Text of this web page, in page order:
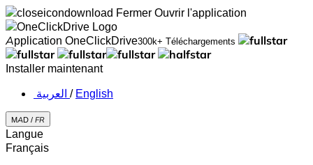
Fermer Ouvrir l'application
Application OneClickDrive300k+ Téléchargements
Installer maintenant
‏العربية ‏ / English
MAD / FR
Langue
Français